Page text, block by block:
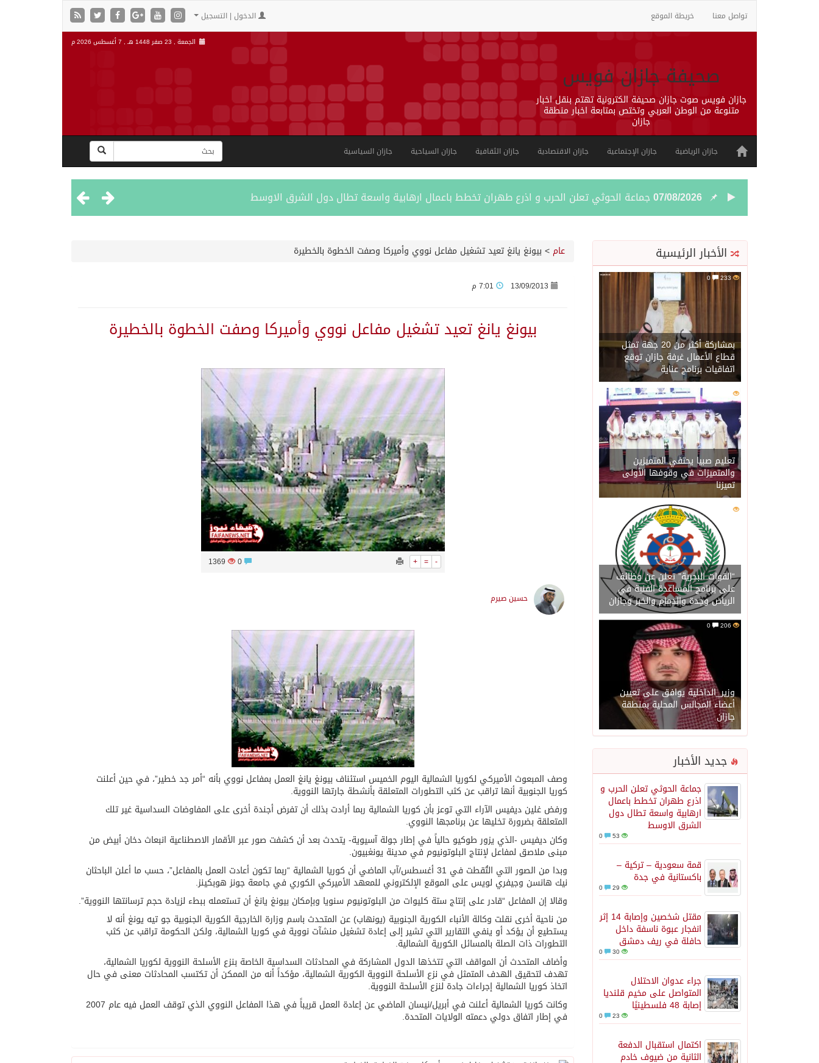
تواصل معنا خريطة الموقع الدخول | التسجيل
صحيفة جازان فويس
جازان فويس صوت جازان صحيفة الكترونية تهتم بنقل اخبار
متنوعة من الوطن العربي وتختص بمتابعة اخبار منطقة
جازان
الجمعة , 23 صفر 1448 هـ , 7 أغسطس 2026 م
جازان الرياضية جازان الإجتماعية جازان الاقتصادية جازان الثقافية جازان السياحية جازان السياسية
07/08/2026جماعة الحوثي تعلن الحرب و اذرع طهران تخطط باعمال ارهابية واسعة تطال دول الشرق الاوسط
07/08/2026مقتل شخصين وإصابة 14 إثر انفجار عبوة ناسفة داخل حافلة في ريف دمشق
07/08/2026جراء عدوان الاحتلال المتواصل على مخيم قلنديا إصابة 48 فلسطينيًا
07/08/2026اكتمال استقبال الدفعة الثانية من ضيوف خادم الحرمين الشريفين للعمرة والزيارة في المدينة المنورة
07/08/2026التحالف: إصابة (11) مدنياً في نجران نتيجة اعتداءات حوثية إرهابية
07/08/2026التحالف يعزي الحكومة اليمنية في استشهاد قوات يمنية جراء هجوم حوثي غادر
07/08/2026مصدر سعودي مسؤول: تنسيق بين الميليشيات الحوثية والعراقية وإيران للإعداد لاعتداءات تستهدف المملكة
07/08/2026حالة الطقس المتوقعة اليوم في المملكة
07/08/2026إجتماع المكتب التعريفي للمتقاعدين بالصوارمة-مركز الحكامية
الأخبار الرئيسية
233
بمشاركة أكثر من 20 جهة تمثل
قطاع الأعمال غرفة جازان توقع
اتفاقيات برنامج عناية
215
تعليم صبيا يحتفي المتميزين
والمتميزات في وقوفها الأولى
تميزنا
207
“القوات البحرية” تعلن عن وظائف
على برنامج المساعدة الفنية في
الرياض وجدة والدمام والخبر وجازان
206
وزير_الداخلية يوافق على تعيين
أعضاء المجالس المحلية بمنطقة
جازان
جديد الأخبار
جماعة الحوثي تعلن الحرب و
اذرع طهران تخطط باعمال
ارهابية واسعة تطال دول
الشرق الاوسط
53
قمة سعودية – تركية –
باكستانية في جدة
29
مقتل شخصين وإصابة 14 إثر
انفجار عبوة ناسفة داخل
حافلة في ريف دمشق
30
جراء عدوان الاحتلال
المتواصل على مخيم قلنديا
إصابة 48 فلسطينيًا
23
اكتمال استقبال الدفعة
الثانية من ضيوف خادم
عام > بيونغ يانغ تعيد تشغيل مفاعل نووي وأميركا وصفت الخطوة بالخطيرة
13/09/2013
بيونغ يانغ تعيد تشغيل مفاعل نووي وأميركا وصفت الخطوة بالخطيرة
+ = -
0
1369
حسين صيرم
وصف المبعوث الأميركي لكوريا الشمالية اليوم الخميس استئناف بيونغ يانغ العمل بمفاعل نووي بأنه “أمر جد خطير”، في حين أعلنت
كوريا الجنوبية أنها تراقب عن كثب التطورات المتعلقة بأنشطة جارتها النووية.
ورفض غلين ديفيس الآراء التي توعز بأن كوريا الشمالية ربما أرادت بذلك أن تفرض أجندة أخرى على المفاوضات السداسية غير تلك
المتعلقة بضرورة تخليها عن برنامجها النووي.
وكان ديفيس -الذي يزور طوكيو حالياً في إطار جولة آسيوية- يتحدث بعد أن كشفت صور عبر الأقمار الاصطناعية انبعاث دخان أبيض من
مبنى ملاصق لمفاعل لإنتاج البلوتونيوم في مدينة يونغبيون.
وبدا من الصور التي التُقطت في 31 أغسطس/آب الماضي أن كوريا الشمالية “ربما تكون أعادت العمل بالمفاعل”، حسب ما أعلن الباحثان
نيك هانسن وجيفري لويس على الموقع الإلكتروني للمعهد الأميركي الكوري في جامعة جونز هوبكينز.
وقالا إن المفاعل “قادر على إنتاج ستة كليوات من البلوتونيوم سنويا وبإمكان بيونغ يانغ أن تستعمله ببطء لزيادة حجم ترسانتها النووية”.
من ناحية أخرى نقلت وكالة الأنباء الكورية الجنوبية (يونهاب) عن المتحدث باسم وزارة الخارجية الكورية الجنوبية جو تيه يونغ أنه لا
يستطيع أن يؤكد أو ينفي التقارير التي تشير إلى إعادة تشغيل منشآت نووية في كوريا الشمالية، ولكن الحكومة تراقب عن كثب
التطورات ذات الصلة بالمسائل الكورية الشمالية.
وأضاف المتحدث أن المواقف التي تتخذها الدول المشاركة في المحادثات السداسية الخاصة بنزع الأسلحة النووية لكوريا الشمالية،
تهدف لتحقيق الهدف المتمثل في نزع الأسلحة النووية الكورية الشمالية، مؤكداً أنه من الممكن أن تكتسب المحادثات معنى في حال
اتخاذ كوريا الشمالية إجراءات جادة لنزع الأسلحة النووية.
وكانت كوريا الشمالية أعلنت في أبريل/نيسان الماضي عن إعادة العمل قريباً في هذا المفاعل النووي الذي توقف العمل فيه عام 2007
في إطار اتفاق دولي دعمته الولايات المتحدة.